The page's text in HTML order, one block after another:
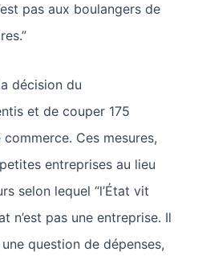
pas aux boulangers de
décision du
et de couper 175
Ces mesures,
entreprises au lieu
selon lequel “l’État vit
n’est pas une entreprise. Il
question de dépenses,